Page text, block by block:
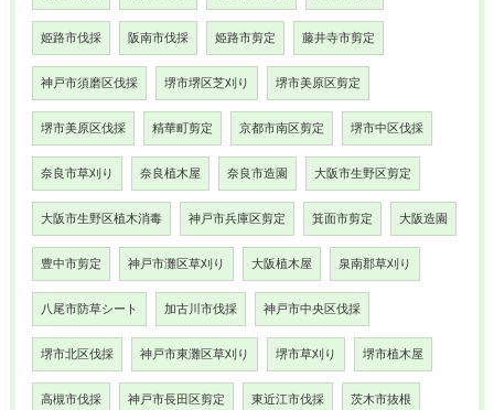
姫路市伐採 阪南市伐採 姫路市剪定 藤井寺市剪定
神戸市須磨区伐採 堺市堺区芝刈り 堺市美原区剪定
堺市美原区伐採 精華町剪定 京都市南区剪定 堺市中区伐採
奈良市草刈り 奈良植木屋 奈良市造園 大阪市生野区剪定
大阪市生野区植木消毒 神戸市兵庫区剪定 箕面市剪定 大阪造園
豊中市剪定 神戸市灘区草刈り 大阪植木屋 泉南郡草刈り
八尾市防草シート 加古川市伐採 神戸市中央区伐採
堺市北区伐採 神戸市東灘区草刈り 堺市草刈り 堺市植木屋
高槻市伐採 神戸市長田区剪定 東近江市伐採 茨木市抜根